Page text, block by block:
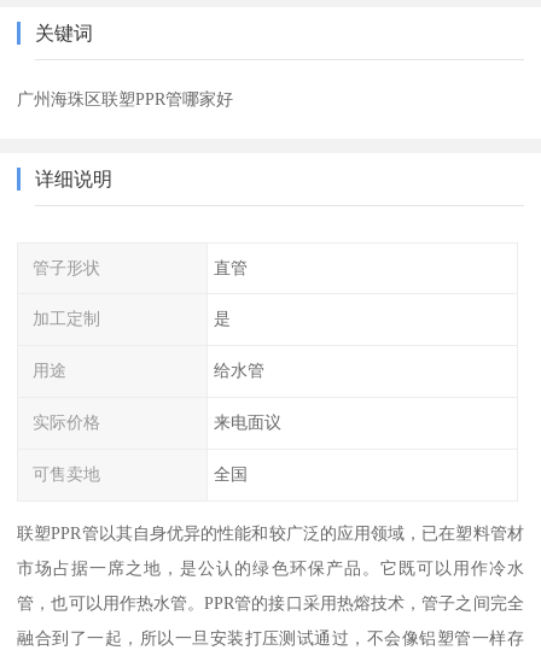
关键词
广州海珠区联塑PPR管哪家好
详细说明
管子形状 直管
加工定制 是
用途 给水管
实际价格 来电面议
可售卖地 全国
联塑PPR管以其自身优异的性能和较广泛的应用领域，已在塑料管材
市场占据一席之地，是公认的绿色环保产品。它既可以用作冷水
管，也可以用作热水管。PPR管的接口采用热熔技术，管子之间完全
融合到了一起，所以一旦安装打压测试通过，不会像铝塑管一样存